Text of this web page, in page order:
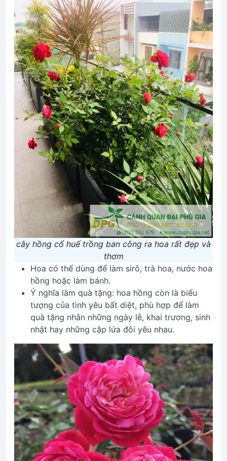
cây hồng cổ huế trồng ban công ra hoa rất đẹp và
thơm
Hoa có thể dùng để làm sirô, trà hoa, nước hoa
hồng hoặc làm bánh.
Ý nghĩa làm quà tặng: hoa hồng còn là biểu
tượng của tình yêu bất diệt, phù hợp để làm
quà tặng nhân những ngày lễ, khai trương, sinh
nhật hay những cặp lứa đôi yêu nhau.